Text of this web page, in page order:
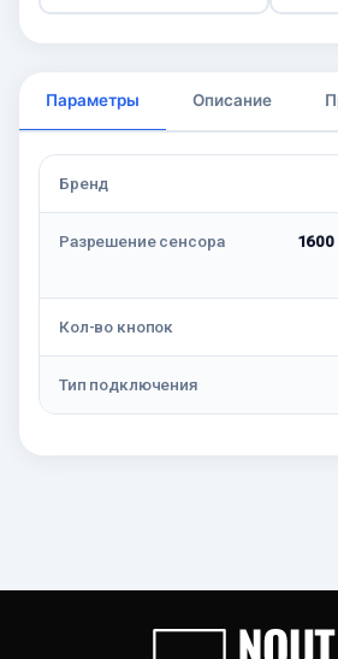
Параметры Описание
Бренд
Разрешение сенсора
Кол-во кнопок
Тип подключения